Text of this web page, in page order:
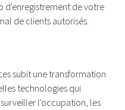
d'enregistrement de votre
de clients autorisés.
subit une transformation
technologies qui
l'occupation, les